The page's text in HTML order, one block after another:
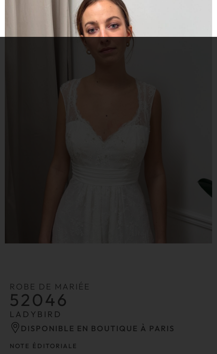
ROBE DE MARIÉE
52046
LADYBIRD
DISPONIBLE EN BOUTIQUE À PARIS
NOTE ÉDITORIALE